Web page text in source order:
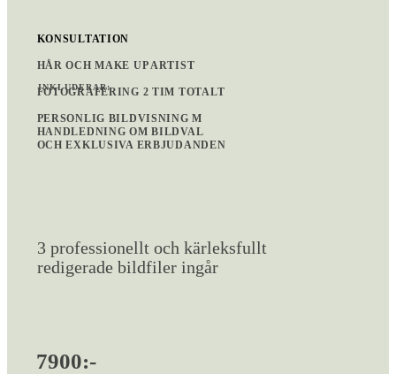
INKLUDERAR:
KONSULTATION
HÅR OCH MAKE UP ARTIST
FOTOGRAFERING 2 TIM TOTALT
PERSONLIG BILDVISNING M
HANDLEDNING OM BILDVAL
OCH EXKLUSIVA ERBJUDANDEN
3 professionellt och kärleksfullt
redigerade bildfiler ingår
7900:-